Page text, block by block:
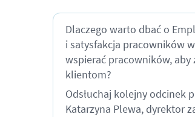
Dlaczego warto dbać o
i satysfakcja pracowników
wspierać pracowników, aby
klientom?
Odsłuchaj kolejny odcinek
Katarzyna Plewa, dyrektor